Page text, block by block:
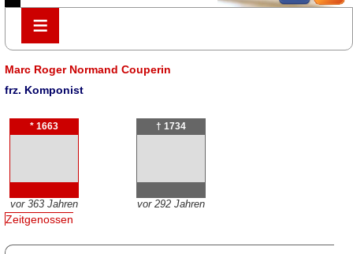
≡
≡
Marc Roger Normand Couperin
frz. Komponist
* 1663
vor 363 Jahren
† 1734
vor 292 Jahren
Zeitgenossen